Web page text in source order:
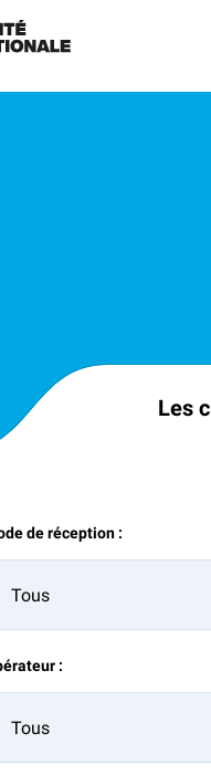
Les
de réception :
Tous
:
Tous